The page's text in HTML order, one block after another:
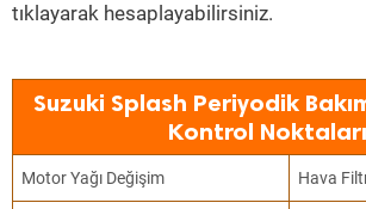
tıklayarak hesaplayabilirsiniz.
Suzuki Splash Periyodik
Kontrol Noktaları
Motor Yağı Değişim Hava